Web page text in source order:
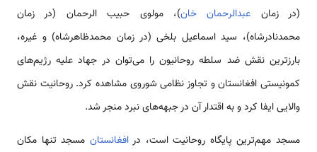
(در زمان عبدالرحمان خان)، مولوی حبیب الرحمان (در زمان
محمدنادرشاه)، سید اسماعیل بلخی (در زمان محمدظاهرشاه) و غیره،
بارزترین نقش ضد سلطه روحانیون را می‌توان در جهاد علیه رژیم‌های
کمونیستی افغانستان و تجاوز نظامی شوروی مشاهده کرد. روحانیت نقش
والایی ایفا کرد و به اقتدار آن در جبهه‌های نبرد منجر شد.
مسجد مهم‌ترین پایگاه روحانیت است، درافغانستان مسجد تنها مکان